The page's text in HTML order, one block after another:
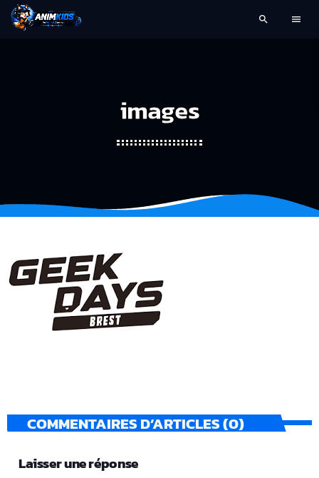
search menu
images
COMMENTAIRES D’ARTICLES (0)
Laisser une réponse